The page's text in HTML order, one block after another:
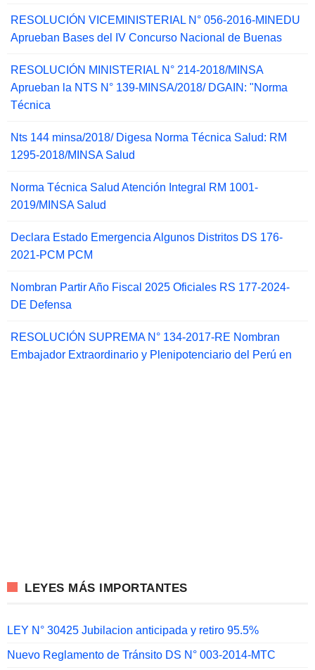
RESOLUCIÓN VICEMINISTERIAL N° 056-2016-MINEDU
Aprueban Bases del IV Concurso Nacional de Buenas
RESOLUCIÓN MINISTERIAL N° 214-2018/MINSA
Aprueban la NTS N° 139-MINSA/2018/ DGAIN: "Norma
Técnica
Nts 144 minsa/2018/ Digesa Norma Técnica Salud: RM
1295-2018/MINSA Salud
Norma Técnica Salud Atención Integral RM 1001-
2019/MINSA Salud
Declara Estado Emergencia Algunos Distritos DS 176-
2021-PCM PCM
Nombran Partir Año Fiscal 2025 Oficiales RS 177-2024-
DE Defensa
RESOLUCIÓN SUPREMA N° 134-2017-RE Nombran
Embajador Extraordinario y Plenipotenciario del Perú en
LEYES MÁS IMPORTANTES
LEY N° 30425 Jubilacion anticipada y retiro 95.5%
Nuevo Reglamento de Tránsito DS N° 003-2014-MTC